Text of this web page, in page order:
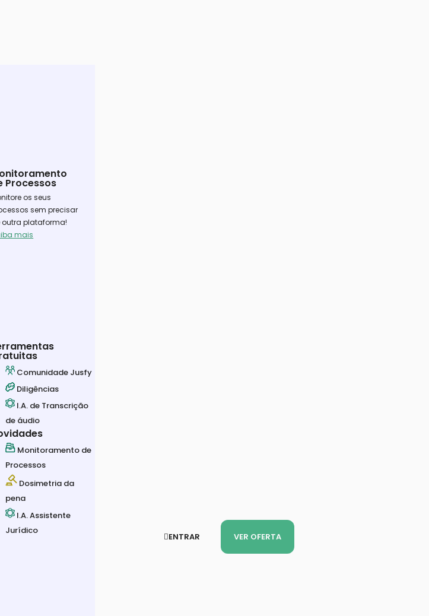
Processos
os seus
sem precisar
outra plataforma!
mais
Comunidade Jusfy
Diligências
I.A. de Transcrição
de áudio
Monitoramento de
Processos
Dosimetria da
pena
I.A. Assistente
Jurídico
ENTRAR VER OFERTA